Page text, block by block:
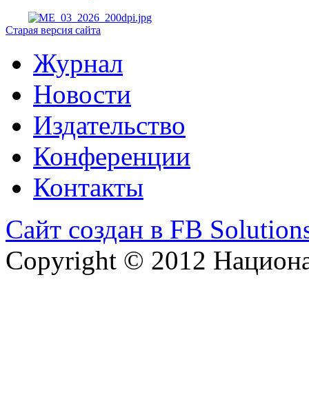
Старая версия сайта
Журнал
Новости
Издательство
Конференции
Контакты
Сайт создан в FB
Copyright © 2012